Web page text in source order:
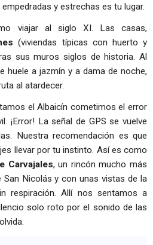
y estrechas es tu lugar.
viajar al siglo XI. Las casas,
(viviendas típicas con huerto y
sus muros siglos de historia. Al
huele a jazmín y a dama de noche,
al atardecer.
el Albaicín cometimos el error
¡Error! La señal de GPS se vuelve
Nuestra recomendación es que
llevar por tu instinto. Así es como
Carvajales, un rincón mucho más
San Nicolás y con unas vistas de la
respiración. Allí nos sentamos a
solo roto por el sonido de las